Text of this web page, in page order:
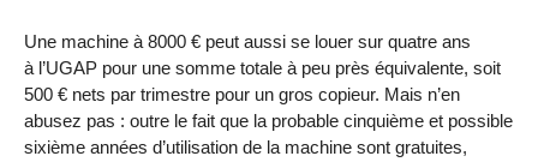
Une machine à 8000 € peut aussi se louer sur quatre ans
à l’UGAP pour une somme totale à peu près équivalente, soit
500 € nets par trimestre pour un gros copieur. Mais n’en
abusez pas : outre le fait que la probable cinquième et possible
sixième années d’utilisation de la machine sont gratuites,